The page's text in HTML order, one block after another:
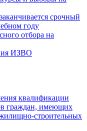
срочный
году
отбора на
ИЗВО
квалификации
граждан, имеющих
строительных